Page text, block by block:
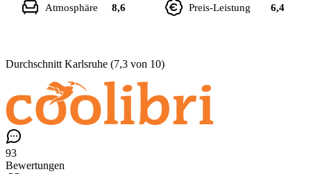
Preis-Leistung 6,4
Atmosphäre 8,6
Durchschnitt Karlsruhe (7,3 von 10)
93
Bewertungen